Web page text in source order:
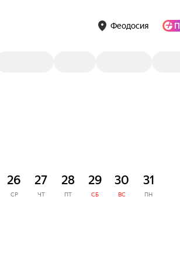
Феодосия
26
СР
27
ЧТ
28
ПТ
29
СБ
30
ВС
31
ПН